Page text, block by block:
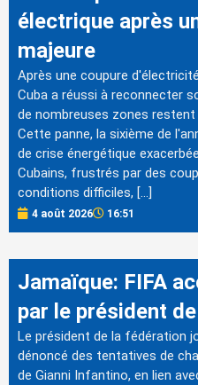
électrique après
majeure
Après une coupure
Cuba a réussi à reconnecter
de nombreuses zones
Cette panne, la sixième de
de crise énergétique
Cubains, frustrés par des
conditions difficiles, […]
4 août 2026 16:51
Jamaïque: FIFA
par le président
Le président de la fédération
dénoncé des tentatives de
de Gianni Infantino, en lien